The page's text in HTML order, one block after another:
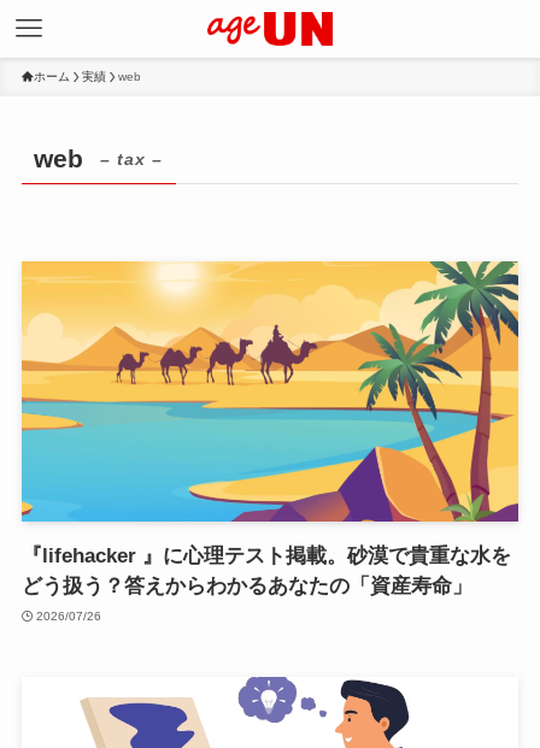
ホーム 実績 web
web – tax –
『lifehacker 』に心理テスト掲載。砂漠で貴重な水を
どう扱う？答えからわかるあなたの「資産寿命」
2026/07/26